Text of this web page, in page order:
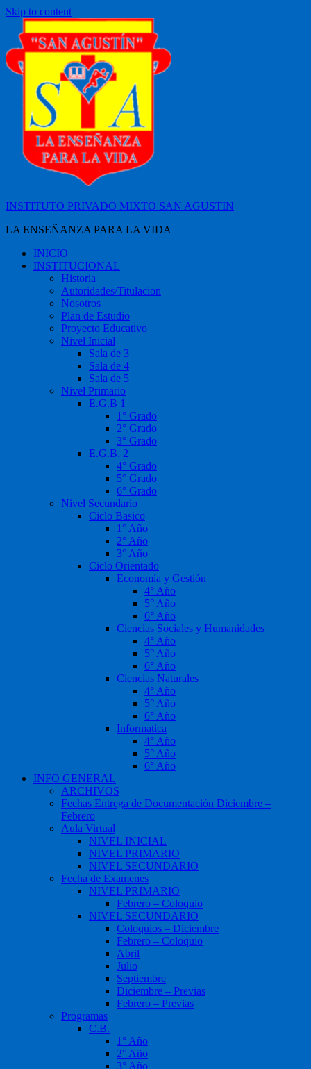
Skip to content
INSTITUTO PRIVADO MIXTO SAN AGUSTIN
LA ENSEÑANZA PARA LA VIDA
INICIO
INSTITUCIONAL
Historia
Autoridades/Titulacion
Nosotros
Plan de Estudio
Proyecto Educativo
Nivel Inicial
Sala de 3
Sala de 4
Sala de 5
Nivel Primario
E.G.B 1
1° Grado
2° Grado
3° Grado
E.G.B. 2
4° Grado
5° Grado
6° Grado
Nivel Secundario
Ciclo Basico
1° Año
2° Año
3° Año
Ciclo Orientado
Economía y Gestión
4° Año
5° Año
6° Año
Ciencias Sociales y Humanidades
4° Año
5° Año
6° Año
Ciencias Naturales
4° Año
5° Año
6° Año
Informatica
4° Año
5° Año
6° Año
INFO GENERAL
ARCHIVOS
Fechas Entrega de Documentación Diciembre –
Febrero
Aula Virtual
NIVEL INICIAL
NIVEL PRIMARIO
NIVEL SECUNDARIO
Fecha de Examenes
NIVEL PRIMARIO
Febrero – Coloquio
NIVEL SECUNDARIO
Coloquios – Diciembre
Febrero – Coloquio
Abril
Julio
Septiembre
Diciembre – Previas
Febrero – Previas
Programas
C.B.
1° Año
2° Año
3° Año